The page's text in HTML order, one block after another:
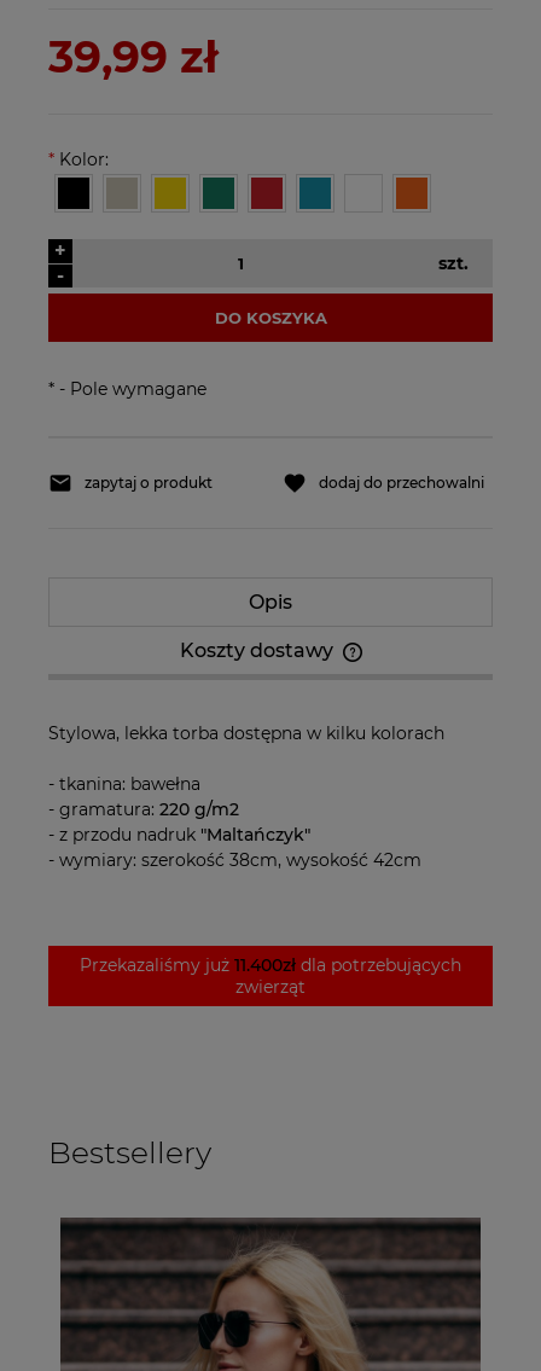
39,99 zł
* Kolor:
-
+
szt.
DO KOSZYKA
* - Pole wymagane
zapytaj o produkt dodaj do przechowalni
Opis
Koszty dostawy
Stylowa, lekka torba dostępna w kilku kolorach
- tkanina: bawełna
- gramatura: 220 g/m2
- z przodu nadruk "Maltańczyk"
- wymiary: szerokość 38cm, wysokość 42cm
Przekazaliśmy już 11.400zł dla potrzebujących
zwierząt
Bestsellery